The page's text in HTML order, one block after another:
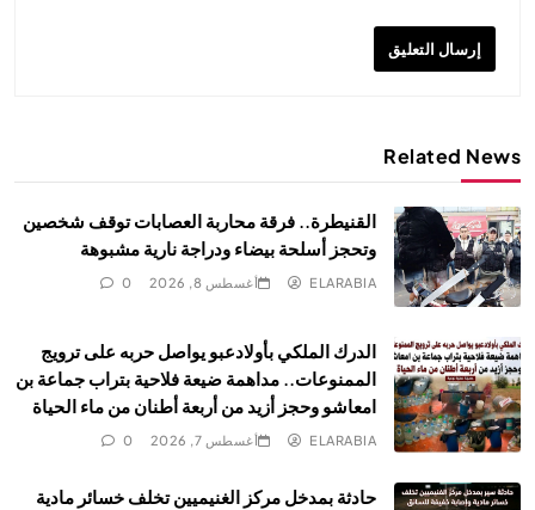
Related News
القنيطرة.. فرقة محاربة العصابات توقف شخصين
وتحجز أسلحة بيضاء ودراجة نارية مشبوهة
ELARABIA أغسطس 8, 2026 0
الدرك الملكي بأولادعبو يواصل حربه على ترويج
الممنوعات.. مداهمة ضيعة فلاحية بتراب جماعة بن
امعاشو وحجز أزيد من أربعة أطنان من ماء الحياة
ELARABIA أغسطس 7, 2026 0
حادثة بمدخل مركز الغنيميين تخلف خسائر مادية